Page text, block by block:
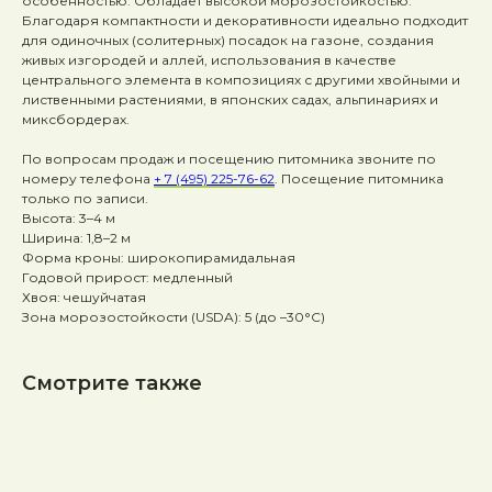
Благодаря компактности и декоративности идеально подходит
для одиночных (солитерных) посадок на газоне, создания
живых изгородей и аллей, использования в качестве
центрального элемента в композициях с другими хвойными и
лиственными растениями, в японских садах, альпинариях и
миксбордерах.
По вопросам продаж и посещению питомника звоните по
номеру телефона + 7 (495) 225-76-62. Посещение питомника
только по записи.
Высота: 3–4 м
Ширина: 1,8–2 м
Форма кроны: широкопирамидальная
Годовой прирост: медленный
Хвоя: чешуйчатая
Зона морозостойкости (USDA): 5 (до –30°C)
Смотрите также